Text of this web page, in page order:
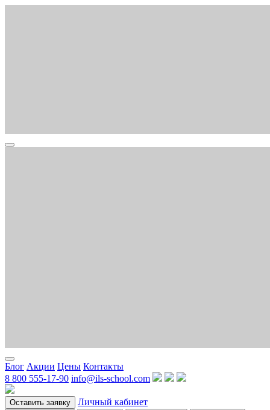
Блог Акции Цены Контакты
8 800 555-17-90 info@ils-school.com
Оставить заявку Личный кабинет